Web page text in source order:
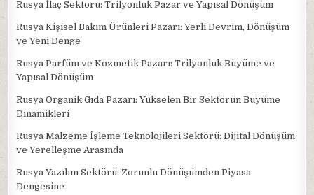
Rusya İlaç Sektörü: Trilyonluk Pazar ve Yapısal Dönüşüm
Rusya Kişisel Bakım Ürünleri Pazarı: Yerli Devrim, Dönüşüm
ve Yeni Denge
Rusya Parfüm ve Kozmetik Pazarı: Trilyonluk Büyüme ve
Yapısal Dönüşüm
Rusya Organik Gıda Pazarı: Yükselen Bir Sektörün Büyüme
Dinamikleri
Rusya Malzeme İşleme Teknolojileri Sektörü: Dijital Dönüşüm
ve Yerelleşme Arasında
Rusya Yazılım Sektörü: Zorunlu Dönüşümden Piyasa
Dengesine